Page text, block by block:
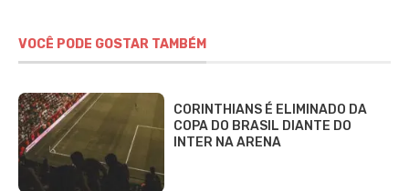
VOCÊ PODE GOSTAR TAMBÉM
CORINTHIANS É ELIMINADO DA
COPA DO BRASIL DIANTE DO
INTER NA ARENA